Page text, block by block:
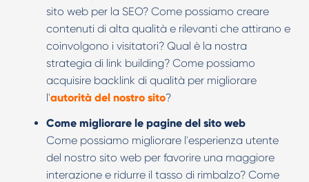
sito web per la SEO? Come possiamo creare
contenuti di alta qualità e rilevanti che attirano e
coinvolgono i visitatori? Qual è la nostra
strategia di link building? Come possiamo
acquisire backlink di qualità per migliorare
l'autorità del nostro sito?
Come migliorare le pagine del sito web
Come possiamo migliorare l'esperienza utente
del nostro sito web per favorire una maggiore
interazione e ridurre il tasso di rimbalzo? Come